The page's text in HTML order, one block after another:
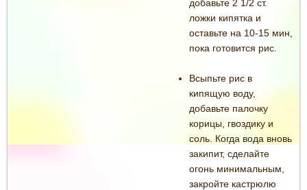
добавьте 2 1/2 ст.
ложки кипятка и
оставьте на 10-15 мин,
пока готовится рис.
Всыпьте рис в
кипящую воду,
добавьте палочку
корицы, гвоздику и
соль. Когда вода вновь
закипит, сделайте
огонь минимальным,
закройте кастрюлю